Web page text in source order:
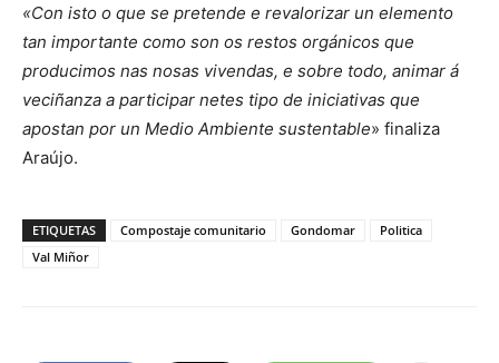
«Con isto o que se pretende e revalorizar un elemento
tan importante como son os restos orgánicos que
producimos nas nosas vivendas, e sobre todo, animar á
veciñanza a participar netes tipo de iniciativas que
apostan por un Medio Ambiente sustentable» finaliza
Araújo.
ETIQUETAS Compostaje comunitario Gondomar
Politica
Val Miñor